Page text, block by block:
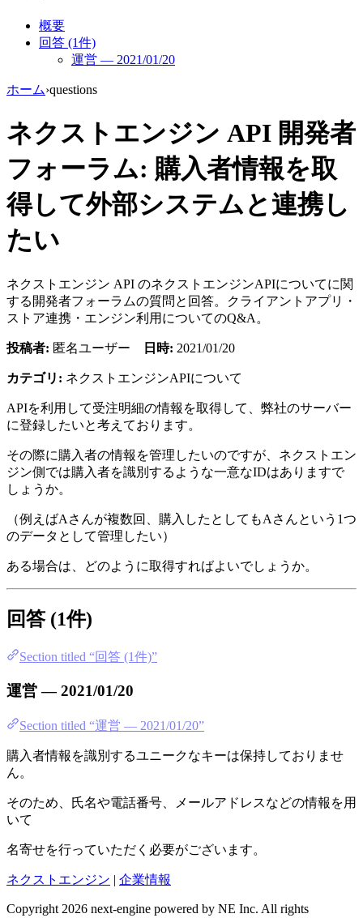
概要
回答 (1件)
運営 — 2021/01/20
ホーム›questions
ネクストエンジン API 開発者
フォーラム: 購入者情報を取
得して外部システムと連携し
たい
ネクストエンジン API のネクストエンジンAPIについてに関
する開発者フォーラムの質問と回答。クライアントアプリ・
ストア連携・エンジン利用についてのQ&A。
投稿者: 匿名ユーザー 日時: 2021/01/20
カテゴリ: ネクストエンジンAPIについて
APIを利用して受注明細の情報を取得して、弊社のサーバー
に登録したいと考えております。
その際に購入者の情報を管理したいのですが、ネクストエン
ジン側では購入者を識別するような一意なIDはありますで
しょうか。
（例えばAさんが複数回、購入したとしてもAさんという1つ
のデータとして管理したい）
ある場合は、どのように取得すればよいでしょうか。
回答 (1件)
Section titled “回答 (1件)”
運営 — 2021/01/20
Section titled “運営 — 2021/01/20”
購入者情報を識別するユニークなキーは保持しておりませ
ん。
そのため、氏名や電話番号、メールアドレスなどの情報を用
いて
名寄せを行っていただく必要がございます。
ネクストエンジン | 企業情報
Copyright 2026 next-engine powered by NE Inc. All rights